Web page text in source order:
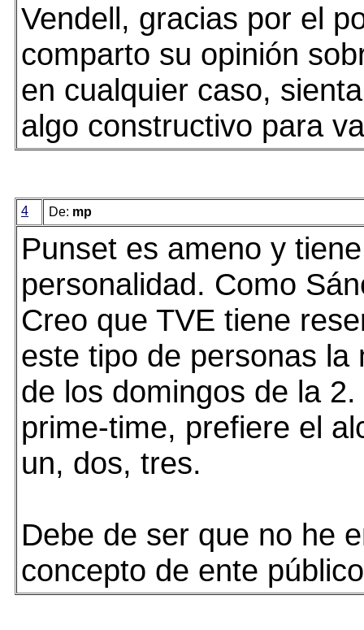
Vendell, gracias por el
comparto su opinión
en cualquier caso,
algo constructivo para
4 De: mp
Punset es ameno y tiene
personalidad. Como
Creo que TVE tiene
este tipo de personas la
de los domingos de la
prime-time, prefiere el
un, dos, tres.
Debe de ser que no he
concepto de ente